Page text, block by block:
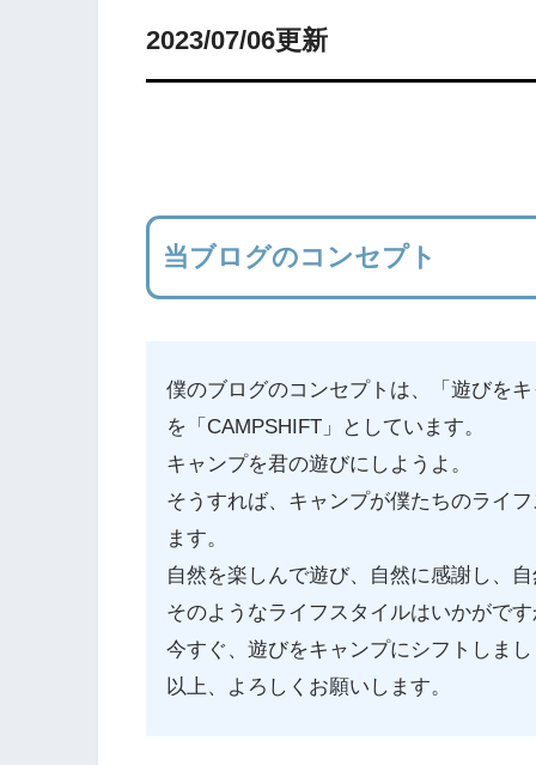
2023/07/06更新
当ブログのコンセプト
僕のブログのコンセプトは、「遊びを
を「CAMPSHIFT」としています。
キャンプを君の遊びにしようよ。
そうすれば、キャンプが僕たちのライ
ます。
自然を楽しんで遊び、自然に感謝し、
そのようなライフスタイルはいかがで
今すぐ、遊びをキャンプにシフトしま
以上、よろしくお願いします。